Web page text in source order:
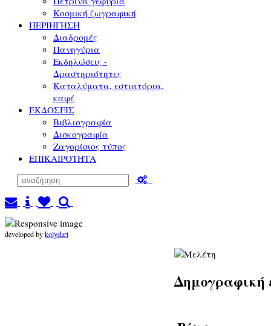
Κοσμική ζωγραφική
ΠΕΡΙΗΓΗΣΗ
Διαδρομές
Πανηγύρια
Εκδηλώσεις -
Δραστηριότητες
Καταλύματα, εστιατόρια,
καφέ
ΕΚΔΟΣΕΙΣ
Βιβλιογραφία
Δισκογραφία
Ζαγορίσιος τύπος
ΕΠΙΚΑΙΡΟΤΗΤΑ
developed bykolydart
Δημογραφική